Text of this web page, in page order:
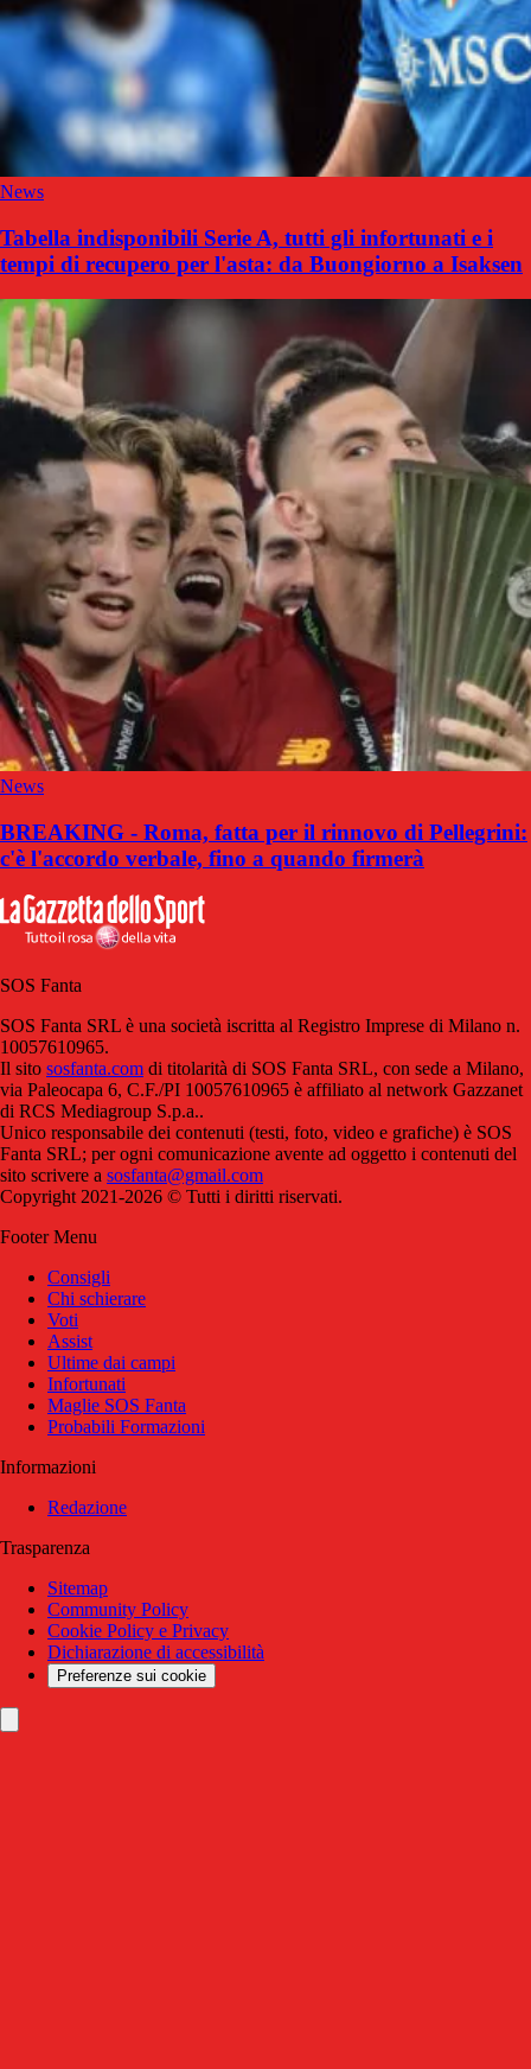
News
Tabella indisponibili Serie A, tutti gli infortunati e i
tempi di recupero per l'asta: da Buongiorno a Isaksen
News
BREAKING - Roma, fatta per il rinnovo di Pellegrini:
c'è l'accordo verbale, fino a quando firmerà
SOS Fanta
SOS Fanta SRL è una società iscritta al Registro Imprese di Milano n.
10057610965.
Il sito sosfanta.com di titolarità di SOS Fanta SRL, con sede a Milano,
via Paleocapa 6, C.F./PI 10057610965 è affiliato al network Gazzanet
di RCS Mediagroup S.p.a..
Unico responsabile dei contenuti (testi, foto, video e grafiche) è SOS
Fanta SRL; per ogni comunicazione avente ad oggetto i contenuti del
sito scrivere a sosfanta@gmail.com
Copyright 2021-2026 © Tutti i diritti riservati.
Footer Menu
Consigli
Chi schierare
Voti
Assist
Ultime dai campi
Infortunati
Maglie SOS Fanta
Probabili Formazioni
Informazioni
Redazione
Trasparenza
Sitemap
Community Policy
Cookie Policy e Privacy
Dichiarazione di accessibilità
Preferenze sui cookie